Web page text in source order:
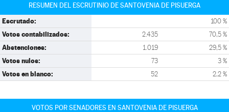
RESUMEN DEL ESCRUTINIO DE SANTOVENIA DE PISUERGA
Escrutado: 100 %
Votos contabilizados: 2.435 70,5 %
Abstenciones: 1.019 29,5 %
Votos nulos: 73 3 %
Votos en blanco: 52 2,2 %
VOTOS POR SENADORES EN SANTOVENIA DE PISUERGA